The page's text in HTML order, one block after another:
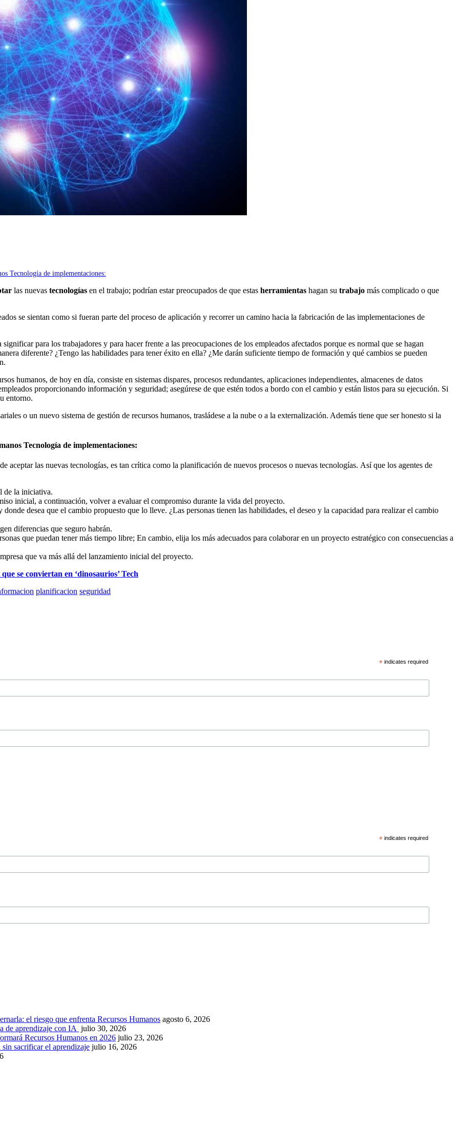
Tecnología de implementaciones:
las nuevas tecnologías en el trabajo; podrían estar preocupados de que estas herramientas hagan su trabajo más complicado o que
se sientan como si fueran parte del proceso de aplicación y recorrer un camino hacia la fabricación de las implementaciones de
para los trabajadores y para hacer frente a las preocupaciones de los empleados afectados porque es normal que se hagan
diferente? ¿Tengo las habilidades para tener éxito en ella? ¿Me darán suficiente tiempo de formación y qué cambios se pueden
humanos, de hoy en día, consiste en sistemas dispares, procesos redundantes, aplicaciones independientes, almacenes de datos
proporcionando información y seguridad; asegúrese de que estén todos a bordo con el cambio y están listos para su ejecución. Si
entorno.
o un nuevo sistema de gestión de recursos humanos, trasládese a la nube o a la externalización. Además tiene que ser honesto si la
Tecnología de implementaciones:
aceptar las nuevas tecnologías, es tan crítica como la planificación de nuevos procesos o nuevas tecnologías. Así que los agentes de
de la iniciativa.
inicial, a continuación, volver a evaluar el compromiso durante la vida del proyecto.
desea que el cambio propuesto que lo lleve. ¿Las personas tienen las habilidades, el deseo y la capacidad para realizar el cambio
diferencias que seguro habrán.
que puedan tener más tiempo libre; En cambio, elija los más adecuados para colaborar en un proyecto estratégico con consecuencias a
que va más allá del lanzamiento inicial del proyecto.
se conviertan en ‘dinosaurios’ Tech
planificacion seguridad
* indicates required
* indicates required
el riesgo que enfrenta Recursos Humanos agosto 6, 2026
de aprendizaje con IA julio 30, 2026
Recursos Humanos en 2026 julio 23, 2026
sacrificar el aprendizaje julio 16, 2026